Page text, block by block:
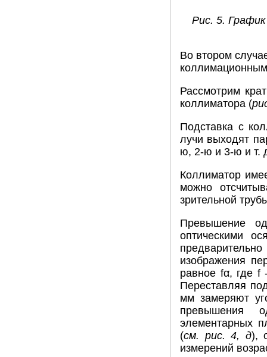
Рис. 5.
Во втором
Рассмотрим
коллиматора (
Подставка с
лучи выходят
ю, 2-ю и 3-ю и т.
Коллиматор
можно
зрительной
Превышение
оптическими
изображения
равное fα, где f
Переставляя
мм замеряют
превышения
элементарных
(см. рис. 4, д),
измерений